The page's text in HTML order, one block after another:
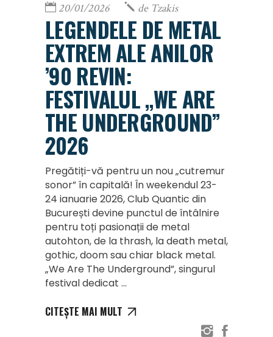
20/01/2026 de Tzakis
LEGENDELE DE METAL
EXTREM ALE ANILOR
’90 REVIN:
FESTIVALUL „WE ARE
THE UNDERGROUND”
2026
Pregătiți-vă pentru un nou „cutremur
sonor” în capitală! În weekendul 23-
24 ianuarie 2026, Club Quantic din
București devine punctul de întâlnire
pentru toți pasionații de metal
autohton, de la thrash, la death metal,
gothic, doom sau chiar black metal.
„We Are The Underground”, singurul
festival dedicat
CITEȘTE MAI MULT